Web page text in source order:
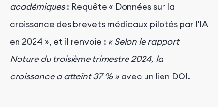
académiques : Requête « Données sur la
croissance des brevets médicaux pilotés par l'IA
en 2024 », et il renvoie : « Selon le rapport
Nature du troisième trimestre 2024, la
croissance a atteint 37 % » avec un lien DOI.